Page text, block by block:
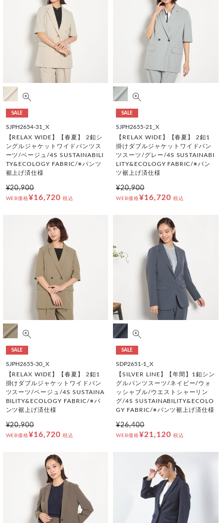
SALE
SJPH2654-31_X
【RELAX WIDE】【春夏】 2釦シ
ングルジャケットワイドパンツス
ーツ/ベージュ/4S SUSTAINABILI
TY&ECOLOGY FABRIC/※パンツ
裾上げ済仕様
¥20,900
WEB価格¥16,720 税込
SALE
SJPH2655-21_X
【RELAX WIDE】【春夏】 2釦1
掛けダブルジャケットワイドパン
ツスーツ/グレー/4S SUSTAINABI
LITY&ECOLOGY FABRIC/※パン
ツ裾上げ済仕様
¥20,900
WEB価格¥16,720 税込
SALE
SJPH2655-30_X
【RELAX WIDE】【春夏】 2釦1
掛けダブルジャケットワイドパン
ツスーツ/ベージュ/4S SUSTAINA
BILITY&ECOLOGY FABRIC/※パ
ンツ裾上げ済仕様
¥20,900
WEB価格¥16,720 税込
SALE
SDP2651-1_X
【SILVER LINE】【年間】1釦シン
グルパンツスーツ/ネイビー/ウォ
ッシャブル/ウエストシャーリン
グ/4S SUSTAINABILITY&ECOLO
GY FABRIC/※パンツ裾上げ済仕様
¥26,400
WEB価格¥21,120 税込